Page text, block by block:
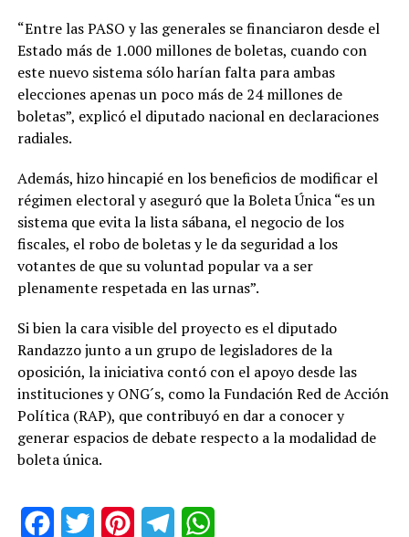
“Entre las PASO y las generales se financiaron desde el
Estado más de 1.000 millones de boletas, cuando con
este nuevo sistema sólo harían falta para ambas
elecciones apenas un poco más de 24 millones de
boletas”, explicó el diputado nacional en declaraciones
radiales.
Además, hizo hincapié en los beneficios de modificar el
régimen electoral y aseguró que la Boleta Única “es un
sistema que evita la lista sábana, el negocio de los
fiscales, el robo de boletas y le da seguridad a los
votantes de que su voluntad popular va a ser
plenamente respetada en las urnas”.
Si bien la cara visible del proyecto es el diputado
Randazzo junto a un grupo de legisladores de la
oposición, la iniciativa contó con el apoyo desde las
instituciones y ONG´s, como la Fundación Red de Acción
Política (RAP), que contribuyó en dar a conocer y
generar espacios de debate respecto a la modalidad de
boleta única.
FacebookTwitter PinterestTelegram